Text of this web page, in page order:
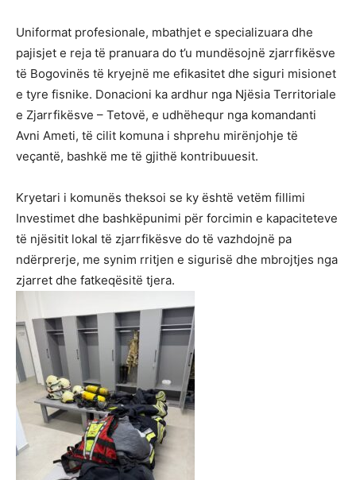
Uniformat profesionale, mbathjet e specializuara dhe
pajisjet e reja të pranuara do t’u mundësojnë zjarrfikësve
të Bogovinës të kryejnë me efikasitet dhe siguri misionet
e tyre fisnike. Donacioni ka ardhur nga Njësia Territoriale
e Zjarrfikësve – Tetovë, e udhëhequr nga komandanti
Avni Ameti, të cilit komuna i shprehu mirënjohje të
veçantë, bashkë me të gjithë kontribuuesit.
Kryetari i komunës theksoi se ky është vetëm fillimi
Investimet dhe bashkëpunimi për forcimin e kapaciteteve
të njësitit lokal të zjarrfikësve do të vazhdojnë pa
ndërprerje, me synim rritjen e sigurisë dhe mbrojtjes nga
zjarret dhe fatkeqësitë tjera.